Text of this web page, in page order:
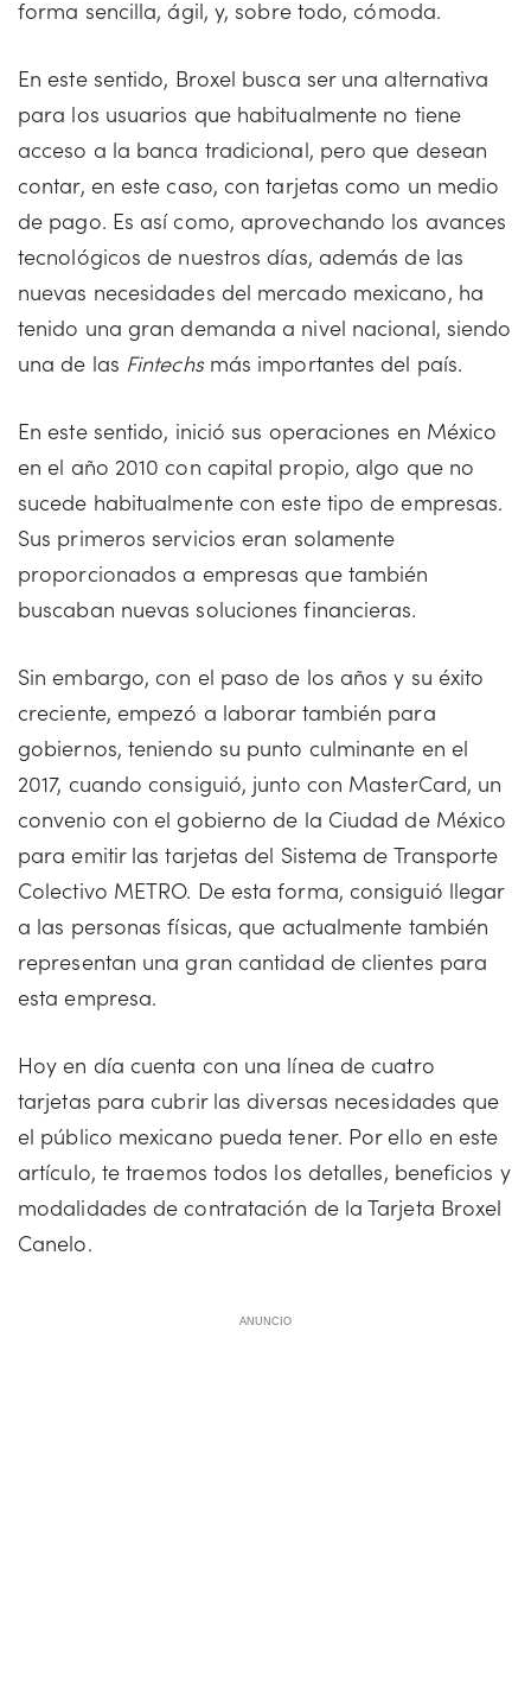
forma sencilla, ágil, y, sobre todo, cómoda.
En este sentido, Broxel busca ser una alternativa
para los usuarios que habitualmente no tiene
acceso a la banca tradicional, pero que desean
contar, en este caso, con tarjetas como un medio
de pago. Es así como, aprovechando los avances
tecnológicos de nuestros días, además de las
nuevas necesidades del mercado mexicano, ha
tenido una gran demanda a nivel nacional, siendo
una de las Fintechs más importantes del país.
En este sentido, inició sus operaciones en México
en el año 2010 con capital propio, algo que no
sucede habitualmente con este tipo de empresas.
Sus primeros servicios eran solamente
proporcionados a empresas que también
buscaban nuevas soluciones financieras.
Sin embargo, con el paso de los años y su éxito
creciente, empezó a laborar también para
gobiernos, teniendo su punto culminante en el
2017, cuando consiguió, junto con MasterCard, un
convenio con el gobierno de la Ciudad de México
para emitir las tarjetas del Sistema de Transporte
Colectivo METRO. De esta forma, consiguió llegar
a las personas físicas, que actualmente también
representan una gran cantidad de clientes para
esta empresa.
Hoy en día cuenta con una línea de cuatro
tarjetas para cubrir las diversas necesidades que
el público mexicano pueda tener. Por ello en este
artículo, te traemos todos los detalles, beneficios y
modalidades de contratación de la Tarjeta Broxel
Canelo.
ANUNCIO